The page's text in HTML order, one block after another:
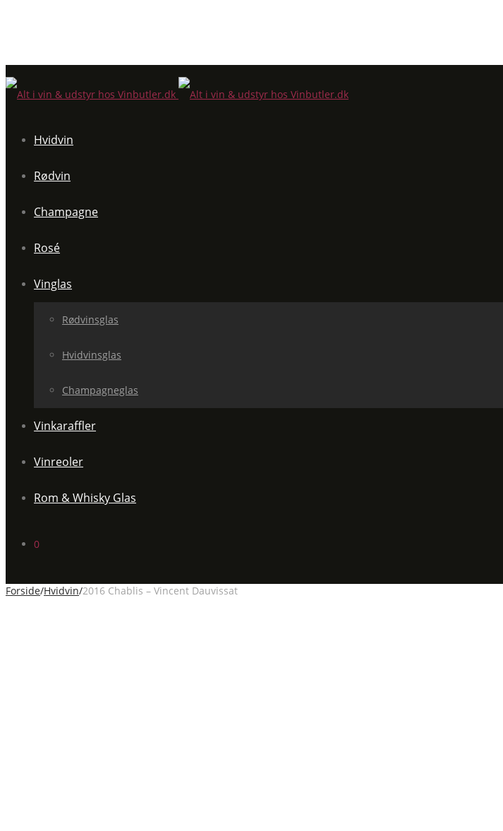
Hvidvin
Rødvin
Champagne
Rosé
Vinglas
Rødvinsglas
Hvidvinsglas
Champagneglas
Vinkaraffler
Vinreoler
Rom & Whisky Glas
0
Forside/Hvidvin/2016 Chablis – Vincent Dauvissat